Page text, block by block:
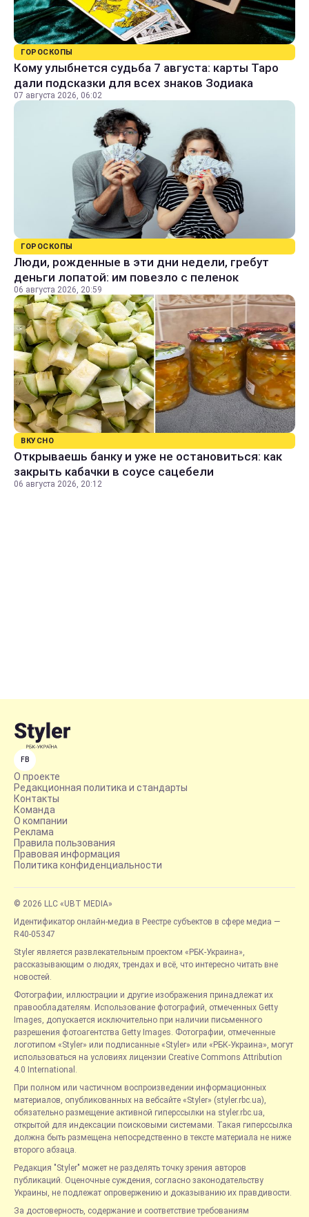
ГОРОСКОПЫ
Кому улыбнется судьба 7 августа: карты Таро
дали подсказки для всех знаков Зодиака
07 августа 2026, 06:02
ГОРОСКОПЫ
Люди, рожденные в эти дни недели, гребут
деньги лопатой: им повезло с пеленок
06 августа 2026, 20:59
ВКУСНО
Открываешь банку и уже не остановиться: как
закрыть кабачки в соусе сацебели
06 августа 2026, 20:12
FB
О проекте
Редакционная политика и стандарты
Контакты
Команда
О компании
Реклама
Правила пользования
Правовая информация
Политика конфиденциальности
© 2026 LLC «UBT MEDIA»
Идентификатор онлайн-медиа в Реестре субъектов в сфере медиа —
R40-05347
Styler является развлекательным проектом «РБК-Украина»,
рассказывающим о людях, трендах и всё, что интересно читать вне
новостей.
Фотографии, иллюстрации и другие изображения принадлежат их
правообладателям. Использование фотографий, отмеченных Getty
Images, допускается исключительно при наличии письменного
разрешения фотоагентства Getty Images. Фотографии, отмеченные
логотипом «Styler» или подписанные «Styler» или «РБК-Украина», могут
использоваться на условиях лицензии Creative Commons Attribution
4.0 International.
При полном или частичном воспроизведении информационных
материалов, опубликованных на вебсайте «Styler» (styler.rbc.ua),
обязательно размещение активной гиперссылки на styler.rbc.ua,
открытой для индексации поисковыми системами. Такая гиперссылка
должна быть размещена непосредственно в тексте материала не ниже
второго абзаца.
Редакция "Styler" может не разделять точку зрения авторов
публикаций. Оценочные суждения, согласно законодательству
Украины, не подлежат опровержению и доказыванию их правдивости.
За достоверность, содержание и соответствие требованиям